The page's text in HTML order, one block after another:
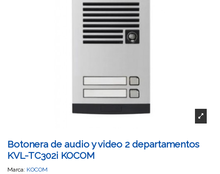
Botonera de audio y video 2 departamentos
KVL-TC302i KOCOM
Marca: KOCOM